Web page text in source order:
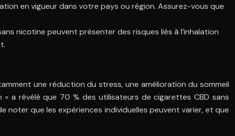
en vigueur dans votre pays ou région. Assurez-vous que
nicotine peuvent présenter des risques liés à l’inhalation
une réduction du stress, une amélioration du sommeil
» a révélé que 70 % des utilisateurs de cigarettes CBD sans
que les expériences individuelles peuvent varier, et que